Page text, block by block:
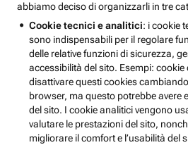
abbiamo deciso di organizzarli in tre
Cookie tecnici e analitici: i cookie
sono indispensabili per il regolare
delle relative funzioni di sicurezza,
accessibilità del sito. Esempi:
disattivare questi cookies
browser, ma questo potrebbe avere
del sito. I cookie analitici vengono
valutare le prestazioni del sito,
migliorare il comfort e l’usabilità del